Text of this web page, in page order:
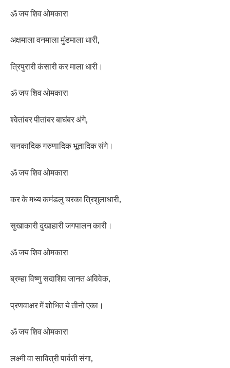
ॐ जय शिव ओमकारा
अक्षमाला वनमाला मुंडमाला धारी,
त्रिपुरारी कंसारी कर माला धारी।
ॐ जय शिव ओमकारा
श्वेतांबर पीतांबर बाघंबर अंगे,
सनकादिक गरुणादिक भूतादिक संगे।
ॐ जय शिव ओमकारा
कर के मध्य कमंडलु चरका त्रिशुलाधारी,
सुखाकारी दुखाहारी जगपालन कारी।
ॐ जय शिव ओमकारा
ब्रम्हा विष्णु सदाशिव जानत अविवेक,
प्रणवाक्षर में शोभित ये तीनो एका।
ॐ जय शिव ओमकारा
लक्ष्मी वा सावित्री पार्वती संगा,